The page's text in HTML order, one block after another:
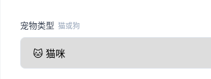
宠物类型 猫或狗